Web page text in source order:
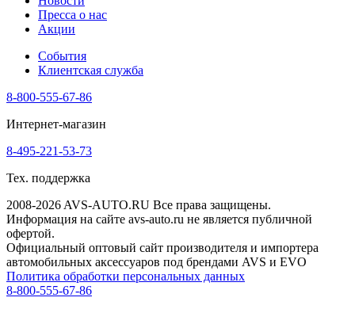
Пресса о нас
Акции
События
Клиентская служба
8-800-555-67-86
Интернет-магазин
8-495-221-53-73
Тех. поддержка
2008-2026 AVS-AUTO.RU Все права защищены.
Информация на сайте avs-auto.ru не является публичной
офертой.
Официальный оптовый сайт производителя и импортера
автомобильных аксессуаров под брендами AVS и EVO
Политика обработки персональных данных
8-800-555-67-86